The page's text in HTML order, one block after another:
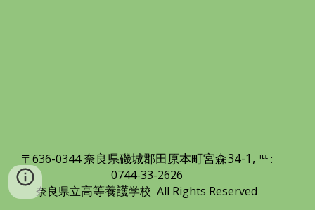
〒636-0344奈良県磯城郡田原本町宮森34-1, ℡ :
0744-33-2626
奈良県立高等養護学校 All Rights Reserved